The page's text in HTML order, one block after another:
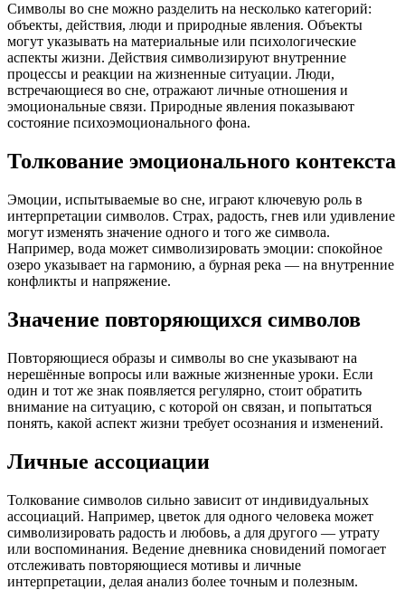
Символы во сне можно разделить на несколько категорий:
объекты, действия, люди и природные явления. Объекты
могут указывать на материальные или психологические
аспекты жизни. Действия символизируют внутренние
процессы и реакции на жизненные ситуации. Люди,
встречающиеся во сне, отражают личные отношения и
эмоциональные связи. Природные явления показывают
состояние психоэмоционального фона.
Толкование эмоционального контекста
Эмоции, испытываемые во сне, играют ключевую роль в
интерпретации символов. Страх, радость, гнев или удивление
могут изменять значение одного и того же символа.
Например, вода может символизировать эмоции: спокойное
озеро указывает на гармонию, а бурная река — на внутренние
конфликты и напряжение.
Значение повторяющихся символов
Повторяющиеся образы и символы во сне указывают на
нерешённые вопросы или важные жизненные уроки. Если
один и тот же знак появляется регулярно, стоит обратить
внимание на ситуацию, с которой он связан, и попытаться
понять, какой аспект жизни требует осознания и изменений.
Личные ассоциации
Толкование символов сильно зависит от индивидуальных
ассоциаций. Например, цветок для одного человека может
символизировать радость и любовь, а для другого — утрату
или воспоминания. Ведение дневника сновидений помогает
отслеживать повторяющиеся мотивы и личные
интерпретации, делая анализ более точным и полезным.